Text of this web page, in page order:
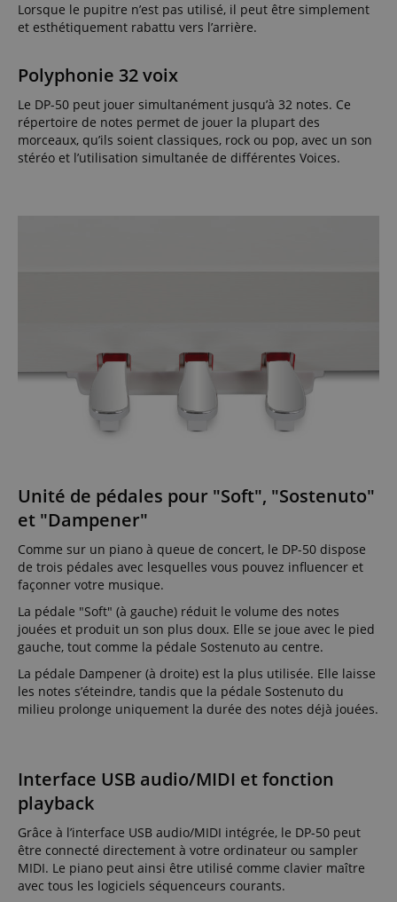
Lorsque le pupitre n’est pas utilisé, il peut être simplement
et esthétiquement rabattu vers l’arrière.
Polyphonie 32 voix
Le DP-50 peut jouer simultanément jusqu’à 32 notes. Ce
répertoire de notes permet de jouer la plupart des
morceaux, qu’ils soient classiques, rock ou pop, avec un son
stéréo et l’utilisation simultanée de différentes Voices.
Unité de pédales pour "Soft", "Sostenuto"
et "Dampener"
Comme sur un piano à queue de concert, le DP-50 dispose
de trois pédales avec lesquelles vous pouvez influencer et
façonner votre musique.
La pédale "Soft" (à gauche) réduit le volume des notes
jouées et produit un son plus doux. Elle se joue avec le pied
gauche, tout comme la pédale Sostenuto au centre.
La pédale Dampener (à droite) est la plus utilisée. Elle laisse
les notes s’éteindre, tandis que la pédale Sostenuto du
milieu prolonge uniquement la durée des notes déjà jouées.
Interface USB audio/MIDI et fonction
playback
Grâce à l’interface USB audio/MIDI intégrée, le DP-50 peut
être connecté directement à votre ordinateur ou sampler
MIDI. Le piano peut ainsi être utilisé comme clavier maître
avec tous les logiciels séquenceurs courants.